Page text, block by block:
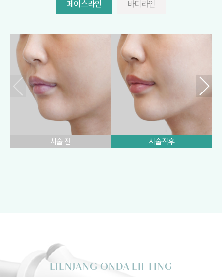
페이스라인 바디라인
시술 전 시술직후
LIENJANG ONDA LIFTING